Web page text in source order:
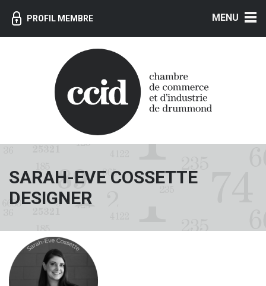
PROFIL MEMBRE
SARAH-EVE COSSETTE
DESIGNER
MENU